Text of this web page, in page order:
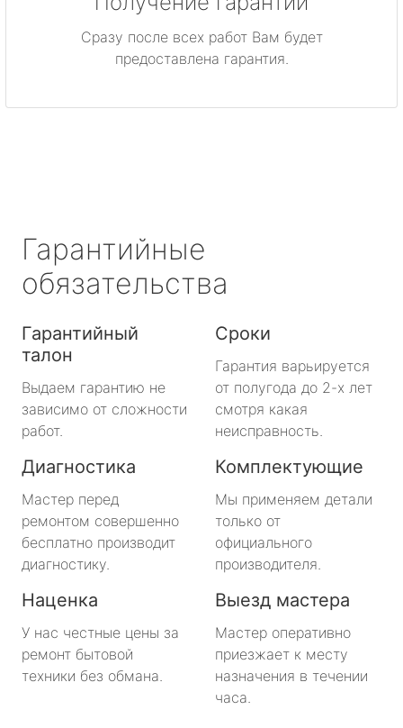
Сразу после всех работ Вам будет
предоставлена гарантия.
Гарантийные
обязательства
Гарантийный
талон
Выдаем гарантию не
зависимо от сложности
работ.
Сроки
Гарантия варьируется
от полугода до 2-х лет
смотря какая
неисправность.
Диагностика
Мастер перед
ремонтом совершенно
бесплатно производит
диагностику.
Комплектующие
Мы применяем детали
только от
официального
производителя.
Наценка
У нас честные цены за
ремонт бытовой
техники без обмана.
Выезд мастера
Мастер оперативно
приезжает к месту
назначения в течении
часа.